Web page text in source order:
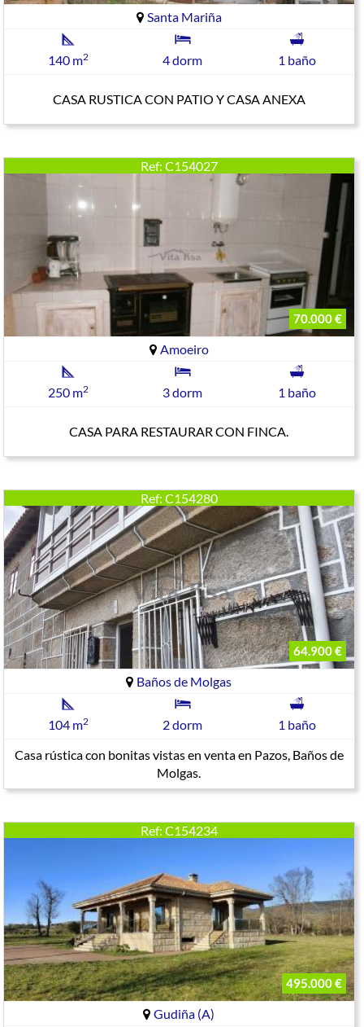
Santa Mariña
140 m2 4 dorm 1 baño
CASA RUSTICA CON PATIO Y CASA ANEXA
Ref: C154027
70.000 €
Amoeiro
250 m2 3 dorm 1 baño
CASA PARA RESTAURAR CON FINCA.
Ref: C154280
64.900 €
Baños de Molgas
104 m2 2 dorm
1 baño
Casa rústica con bonitas vistas en venta en Pazos, Baños de
Molgas.
Ref: C154234
495.000 €
Gudiña (A)